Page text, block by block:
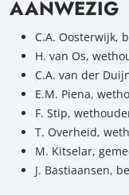
AANWEZIG
C.A. Oosterwijk,
H. van Os,
C.A. van der
E.M. Piena,
F. Stip,
T. Overheid,
M. Kitselar,
J. Bastiaansen,